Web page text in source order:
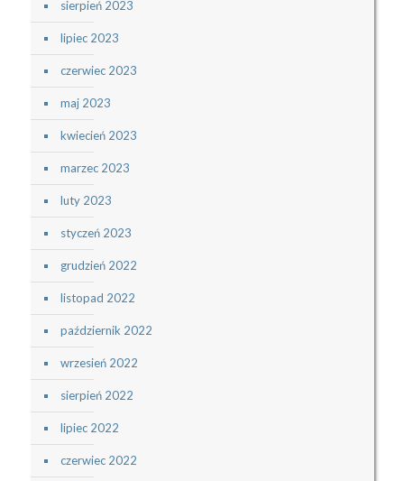
sierpień 2023
lipiec 2023
czerwiec 2023
maj 2023
kwiecień 2023
marzec 2023
luty 2023
styczeń 2023
grudzień 2022
listopad 2022
październik 2022
wrzesień 2022
sierpień 2022
lipiec 2022
czerwiec 2022